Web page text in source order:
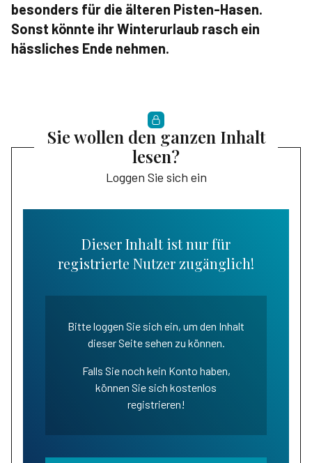
besonders für die älteren Pisten-Hasen.
Sonst könnte ihr Winterurlaub rasch ein
hässliches Ende nehmen.
Sie wollen den ganzen Inhalt
lesen?
Loggen Sie sich ein
Dieser Inhalt ist nur für
registrierte Nutzer zugänglich!
Bitte loggen Sie sich ein, um den Inhalt
dieser Seite sehen zu können.
Falls Sie noch kein Konto haben,
können Sie sich kostenlos
registrieren!